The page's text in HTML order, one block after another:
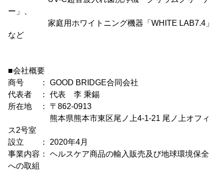
ー」、
家庭用ホワイトニング機器「WHITE LAB7.4」
など
■会社概要
商号 ： GOOD BRIDGE合同会社
代表者 ： 代表 李 秉錫
所在地 ： 〒862-0913
熊本県熊本市東区尾ノ上4-1-21 尾ノ上オフィ
ス2号室
設立 ： 2020年4月
事業内容： ヘルスケア商品の輸入販売及び地球環境保全
への取組